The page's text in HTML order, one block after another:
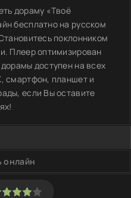
дораму «Твоё
бесплатно на русском
поклонником
Плеер оптимизирован
доступен на всех
смартфон, планшет и
если Вы оставите
онлайн